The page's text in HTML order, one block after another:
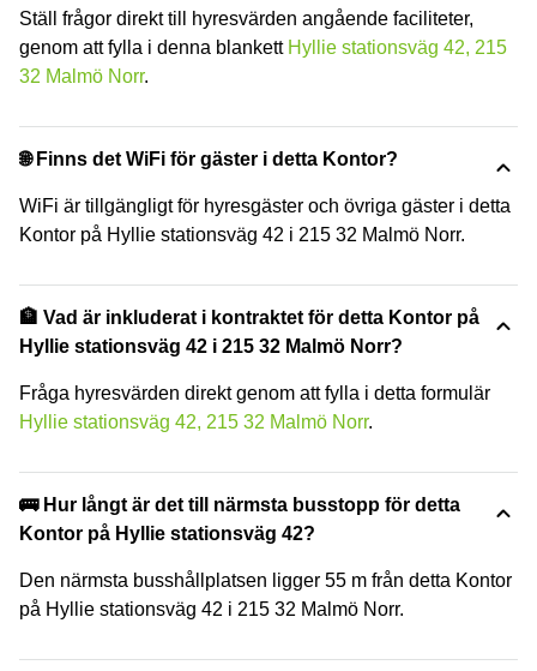
Ställ frågor direkt till hyresvärden angående faciliteter,
genom att fylla i denna blankett Hyllie stationsväg 42, 215
32 Malmö Norr.
🌐 Finns det WiFi för gäster i detta Kontor?
WiFi är tillgängligt för hyresgäster och övriga gäster i detta
Kontor på Hyllie stationsväg 42 i 215 32 Malmö Norr.
🏦 Vad är inkluderat i kontraktet för detta Kontor på
Hyllie stationsväg 42 i 215 32 Malmö Norr?
Fråga hyresvärden direkt genom att fylla i detta formulär
Hyllie stationsväg 42, 215 32 Malmö Norr.
🚌 Hur långt är det till närmsta busstopp för detta
Kontor på Hyllie stationsväg 42?
Den närmsta busshållplatsen ligger 55 m från detta Kontor
på Hyllie stationsväg 42 i 215 32 Malmö Norr.